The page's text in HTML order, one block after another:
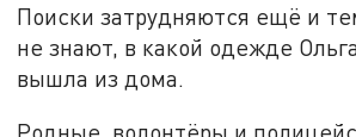
Поиски затрудняются ещё и
не знают, в какой одежде
вышла из дома.